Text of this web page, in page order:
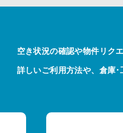
空き状況の確認や物件リク
詳しいご利用方法や、倉庫･